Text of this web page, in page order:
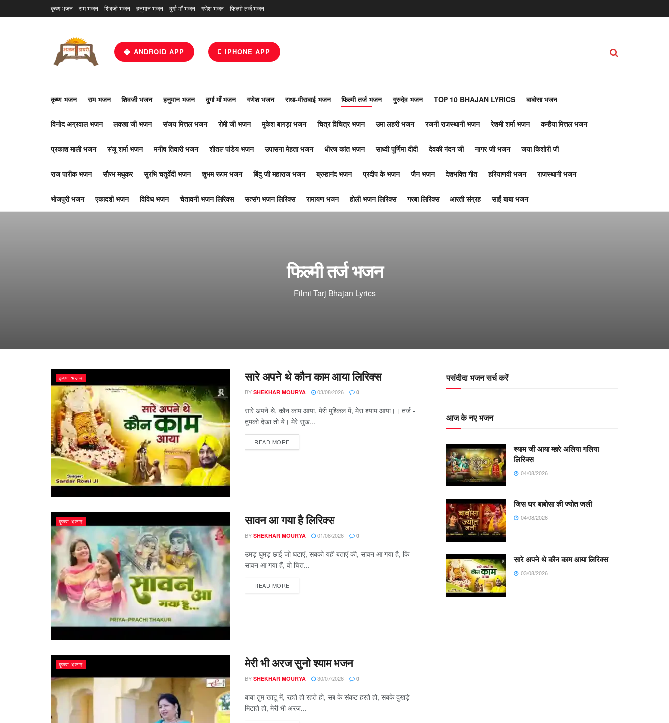
कृष्ण भजन राम भजन शिवजी भजन हनुमान भजन दुर्गा माँ भजन गणेश भजन फिल्मी तर्ज भजन
ANDROID APP IPHONE APP
कृष्ण भजन राम भजन शिवजी भजन हनुमान भजन दुर्गा माँ भजन गणेश भजन राधा-मीराबाई भजन फिल्मी तर्ज भजन गुरुदेव भजन TOP 10 BHAJAN LYRICS बाबोसा भजन
विनोद अग्रवाल भजन लक्खा जी भजन संजय मित्तल भजन रोमी जी भजन मुकेश बागड़ा भजन चित्र विचित्र भजन उमा लहरी भजन रजनी राजस्थानी भजन रेशमी शर्मा भजन कन्हैया मित्तल भजन
प्रकाश माली भजन संजू शर्मा भजन मनीष तिवारी भजन शीतल पांडेय भजन उपासना मेहता भजन धीरज कांत भजन साध्वी पूर्णिमा दीदी देवकी नंदन जी नागर जी भजन जया किशोरी जी
राज पारीक भजन सौरभ मधुकर सुरभि चतुर्वेदी भजन शुभम रूपम भजन बिंदु जी महाराज भजन ब्रम्हानंद भजन प्रदीप के भजन जैन भजन देशभक्ति गीत हरियाणवी भजन राजस्थानी भजन
भोजपुरी भजन एकादशी भजन विविध भजन चेतावनी भजन लिरिक्स सत्संग भजन लिरिक्स रामायण भजन होली भजन लिरिक्स गरबा लिरिक्स आरती संग्रह साईं बाबा भजन
फिल्मी तर्ज भजन
Filmi Tarj Bhajan Lyrics
कृष्ण भजन सारे अपने थे कौन काम आया लिरिक्स
BY SHEKHAR MOURYA 03/08/2026 0
सारे अपने थे, कौन काम आया, मेरी मुश्किल में, मेरा श्याम आया।। तर्ज -
तुमको देखा तो ये। मेरे सुख...
READ MOREDETAILS
कृष्ण भजन सावन आ गया है लिरिक्स
BY SHEKHAR MOURYA 01/08/2026 0
उमड़ घुमड़ छाई जो घटाएं, सबको यही बताएं की, सावन आ गया है, कि
सावन आ गया हैं, वो चित...
READ MOREDETAILS
कृष्ण भजन मेरी भी अरज सुनो श्याम भजन
BY SHEKHAR MOURYA 30/07/2026 0
बाबा तुम खाटू में, रहते हो रहते हो, सब के संकट हरते हो, सबके दुखड़े
मिटाते हो, मेरी भी अरज...
पसंदीदा भजन सर्च करें
आज के नए भजन
श्याम जी आया म्हारे अलिया गलिया
लिरिक्स
04/08/2026
जिस घर बाबोसा की ज्योत जली
04/08/2026
सारे अपने थे कौन काम आया लिरिक्स
03/08/2026